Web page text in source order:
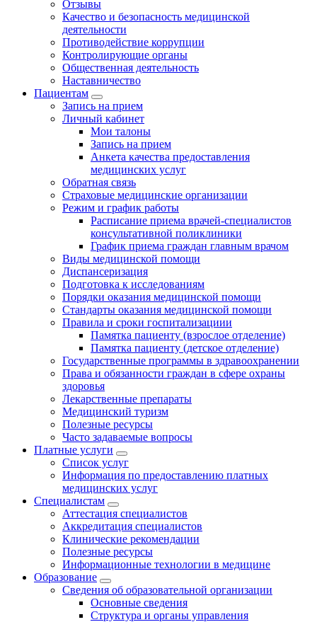
Отзывы
Качество и безопасность медицинской
деятельности
Противодействие коррупции
Контролирующие органы
Общественная деятельность
Наставничество
Пациентам
Запись на прием
Личный кабинет
Мои талоны
Запись на прием
Анкета качества предоставления
медицинских услуг
Обратная связь
Страховые медицинские организации
Режим и график работы
Расписание приема врачей-специалистов
консультативной поликлиники
График приема граждан главным врачом
Виды медицинской помощи
Диспансеризация
Подготовка к исследованиям
Порядки оказания медицинской помощи
Стандарты оказания медицинской помощи
Правила и сроки госпитализациии
Памятка пациенту (взрослое отделение)
Памятка пациенту (детское отделение)
Государственные программы в здравоохранении
Права и обязанности граждан в сфере охраны
здоровья
Лекарственные препараты
Медицинский туризм
Полезные ресурсы
Часто задаваемые вопросы
Платные услуги
Список услуг
Информация по предоставлению платных
медицинских услуг
Специалистам
Аттестация специалистов
Аккредитация специалистов
Клинические рекомендации
Полезные ресурсы
Информационные технологии в медицине
Образование
Сведения об образовательной организации
Основные сведения
Структура и органы управления